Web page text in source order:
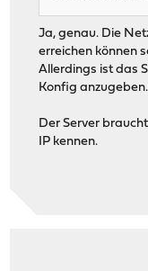
Ja, genau. Die
erreichen können
Allerdings ist das
Konfig anzugeben.
Der Server
IP kennen.